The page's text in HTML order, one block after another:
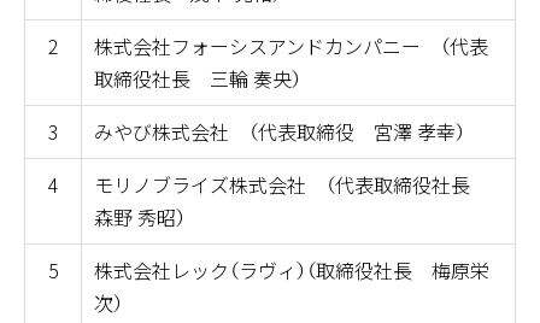
2
株式会社フォーシスアンドカンパニー （代表
取締役社長 三輪 奏央）
3
みやび株式会社 （代表取締役 宮澤 孝幸）
4
モリノブライズ株式会社 （代表取締役社長
森野 秀昭）
5
株式会社レック（ラヴィ）（取締役社長 梅原栄
次）